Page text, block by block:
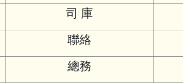
司 庫
聯絡
總務